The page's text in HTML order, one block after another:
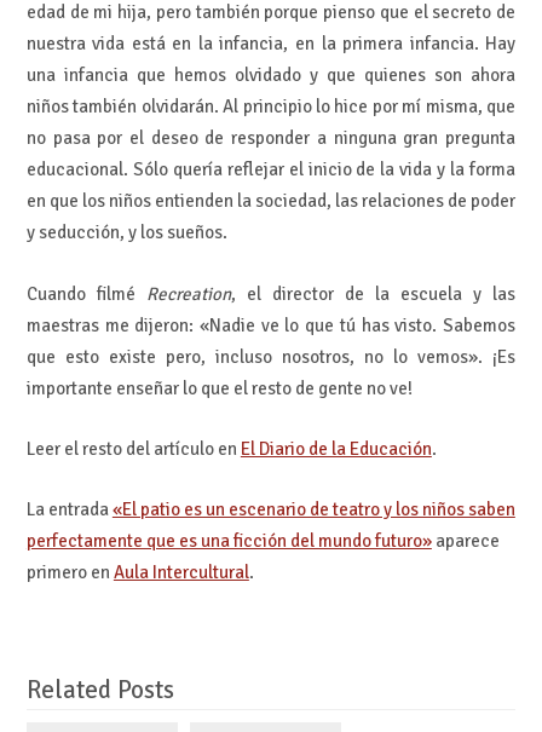
edad de mi hija, pero también porque pienso que el secreto de
nuestra vida está en la infancia, en la primera infancia. Hay
una infancia que hemos olvidado y que quienes son ahora
niños también olvidarán. Al principio lo hice por mí misma, que
no pasa por el deseo de responder a ninguna gran pregunta
educacional. Sólo quería reflejar el inicio de la vida y la forma
en que los niños entienden la sociedad, las relaciones de poder
y seducción, y los sueños.
Cuando filmé Recreation, el director de la escuela y las
maestras me dijeron: «Nadie ve lo que tú has visto. Sabemos
que esto existe pero, incluso nosotros, no lo vemos». ¡Es
importante enseñar lo que el resto de gente no ve!
Leer el resto del artículo en El Diario de la Educación.
La entrada«El patio es un escenario de teatro y los niños saben
perfectamente que es una ficción del mundo futuro»aparece
primero en Aula Intercultural.
Related Posts